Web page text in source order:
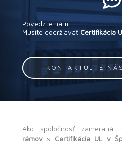
Povedzte nám...
Musíte dodržiavať Certifikácia
KONTAKTUJTE
Ako spoločnosť zameraná
rámovs Certifikácia UL v